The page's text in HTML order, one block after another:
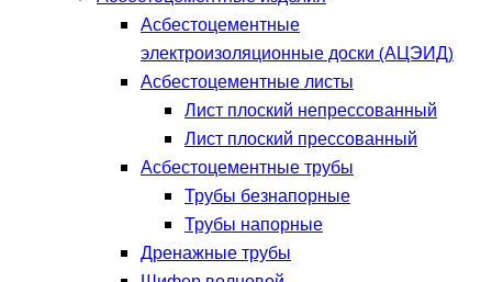
Асбестоцементные
электроизоляционные доски (АЦЭИД)
Асбестоцементные листы
Лист плоский непрессованный
Лист плоский прессованный
Асбестоцементные трубы
Трубы безнапорные
Трубы напорные
Дренажные трубы